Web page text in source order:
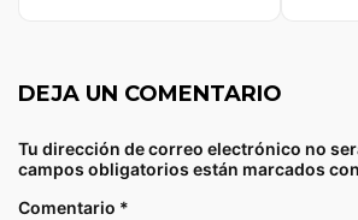
DEJA UN COMENTARIO
Tu dirección de correo electrónico no
campos obligatorios están marcados con
Comentario *